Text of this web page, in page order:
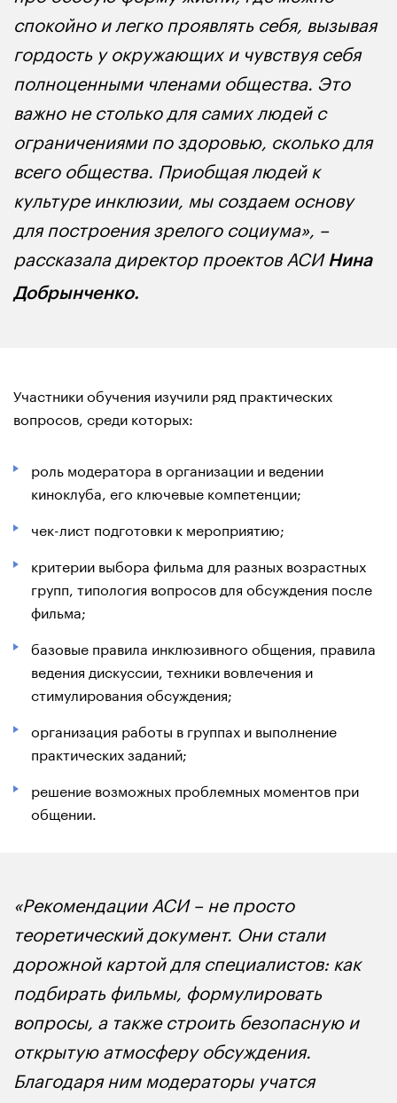
спокойно и легко проявлять себя, вызывая
гордость у окружающих и чувствуя себя
полноценными членами общества. Это
важно не столько для самих людей с
ограничениями по здоровью, сколько для
всего общества. Приобщая людей к
культуре инклюзии, мы создаем основу
для построения зрелого социума», –
рассказала директор проектов АСИНина
Добрынченко.
Участники обучения изучили ряд практических
вопросов, среди которых:
роль модератора в организации и ведении
киноклуба, его ключевые компетенции;
чек-лист подготовки к мероприятию;
критерии выбора фильма для разных возрастных
групп, типология вопросов для обсуждения после
фильма;
базовые правила инклюзивного общения, правила
ведения дискуссии, техники вовлечения и
стимулирования обсуждения;
организация работы в группах и выполнение
практических заданий;
решение возможных проблемных моментов при
общении.
«Рекомендации АСИ – не просто
теоретический документ. Они стали
дорожной картой для специалистов: как
подбирать фильмы, формулировать
вопросы, а также строить безопасную и
открытую атмосферу обсуждения.
Благодаря ним модераторы учатся